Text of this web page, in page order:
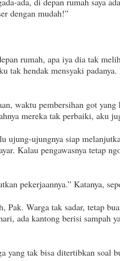
dengan mudah!”
rumah, apa iya dia tak
tak hendak mensyaki
waktu pembersihan got yang
mereka tak perbaiki, aku
ujung-ujungnya siap
Kalau pengawasnya tetap
pekerjaannya.” Katanya,
Pak. Warga tak sadar, tetap
ada kantong berisi sampah
tak bisa ditertibkan soal